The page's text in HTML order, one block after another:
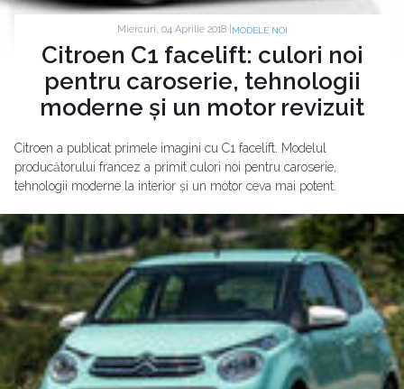
Miercuri, 04 Aprilie 2018 | MODELE NOI
Citroen C1 facelift: culori noi
pentru caroserie, tehnologii
moderne și un motor revizuit
Citroen a publicat primele imagini cu C1 facelift. Modelul
producătorului francez a primit culori noi pentru caroserie,
tehnologii moderne la interior și un motor ceva mai potent.